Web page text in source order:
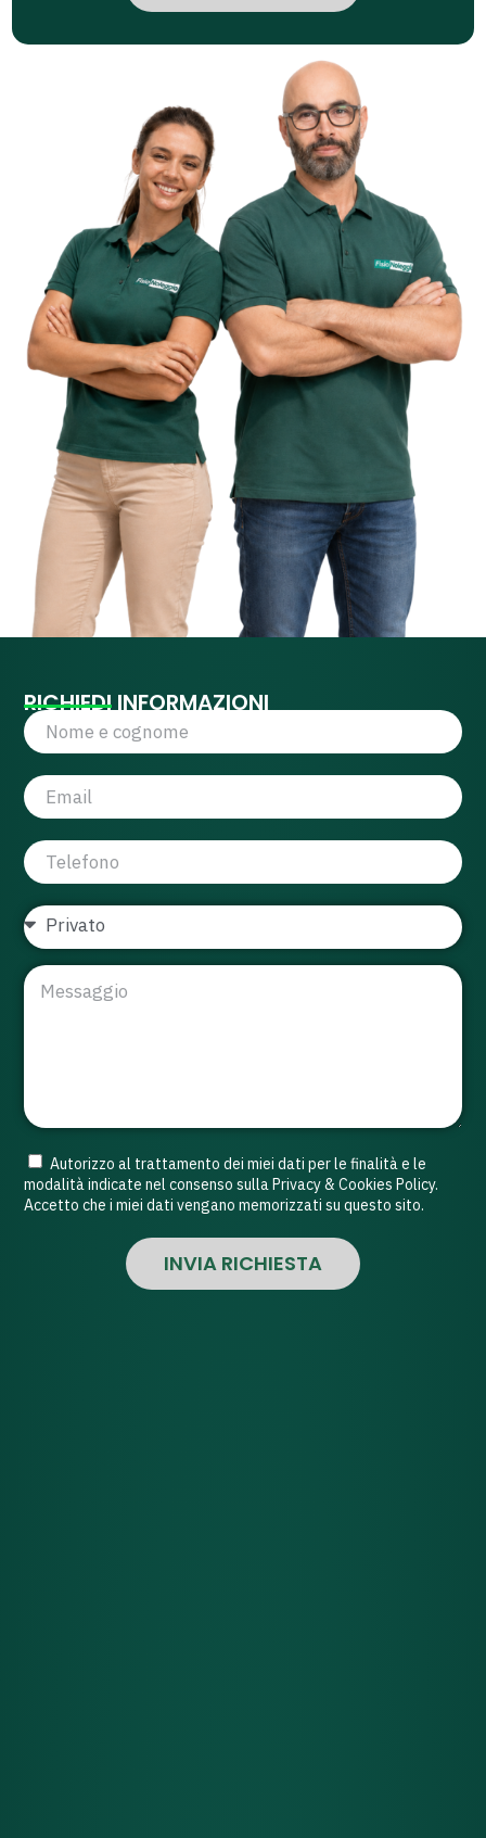
RICHIEDI INFORMAZIONI
Autorizzo al trattamento dei miei dati per le finalità e le
modalità indicate nel consenso sulla Privacy & Cookies Policy.
Accetto che i miei dati vengano memorizzati su questo sito.
INVIA RICHIESTA